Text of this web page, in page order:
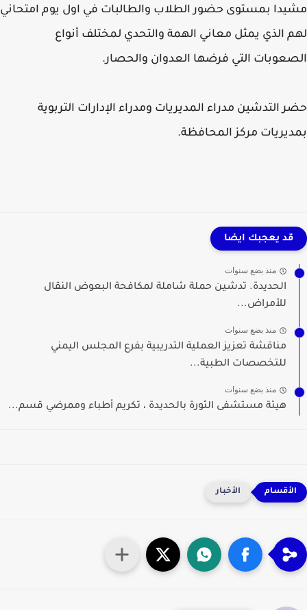
بمستوى حضور الطلاب والطالبات في اول يوم امتحاني
الذي يمثل معاني الهمة والتحدي لمختلف أنواع
التي فرضها العدوان والحصار.
التدشين مدراء المديريات ومدراء الإدارات التربوية
مركز المحافظة.
قد يعجبك ايضا
منذ بضع سنوات
الحديدة. تدشين حملة شاملة لمكافحة البعوض النقال
للأمراض...
منذ بضع سنوات
مناقشة تعزيز العملية التدريبية بفرع المجلس اليمني
للتخصصات الطبية...
منذ بضع سنوات
هيئة مستشفى الثورة بالحديدة ، تكريم أطباء وممرضي قسم...
الأخبار